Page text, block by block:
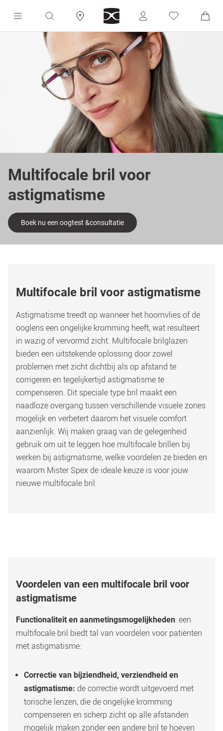
Multifocale bril voor
astigmatisme
Boek nu een oogtest &consultatie
Multifocale bril voor astigmatisme
Astigmatisme treedt op wanneer het hoornvlies of de
ooglens een ongelijke kromming heeft, wat resulteert
in wazig of vervormd zicht. Multifocale brilglazen
bieden een uitstekende oplossing door zowel
problemen met zicht dichtbij als op afstand te
corrigeren en tegelijkertijd astigmatisme te
compenseren. Dit speciale type bril maakt een
naadloze overgang tussen verschillende visuele zones
mogelijk en verbetert daarom het visuele comfort
aanzienlijk. Wij maken graag van de gelegenheid
gebruik om uit te leggen hoe multifocale brillen bij
werken bij astigmatisme, welke voordelen ze bieden en
waarom Mister Spex de ideale keuze is voor jouw
nieuwe multifocale bril.
Voordelen van een multifocale bril voor
astigmatisme
Functionaliteit en aanmetingsmogelijkheden: een
multifocale bril biedt tal van voordelen voor patiënten
met astigmatisme:
Correctie van bijziendheid, verziendheid en
astigmatisme: de correctie wordt uitgevoerd met
torische lenzen, die de ongelijke kromming
compenseren en scherp zicht op alle afstanden
mogelijk maken zonder een andere bril te hoeven